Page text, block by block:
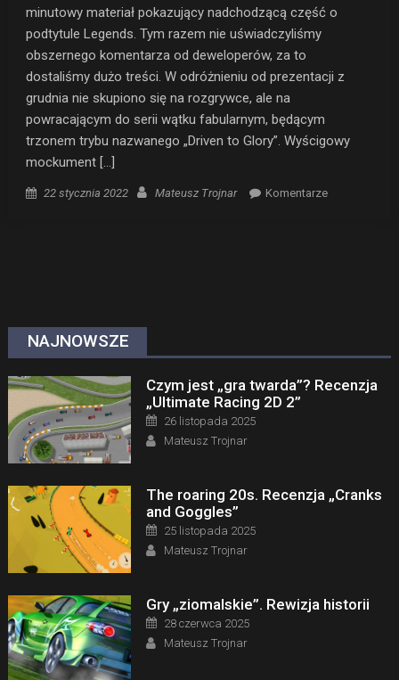
minutowy materiał pokazujący nadchodzącą część o
podtytule Legends. Tym razem nie uświadczyliśmy
obszernego komentarza od deweloperów, za to
dostaliśmy dużo treści. W odróżnieniu od prezentacji z
grudnia nie skupiono się na rozgrywce, ale na
powracającym do serii wątku fabularnym, będącym
trzonem trybu nazwanego „Driven to Glory”. Wyścigowy
mockument […]
Posted on
22 stycznia 2022 Author
Mateusz Trojnar Komentarze
NAJNOWSZE
Czym jest „gra twarda”? Recenzja
„Ultimate Racing 2D 2”
Posted on
26 listopada 2025
Author
Mateusz Trojnar
The roaring 20s. Recenzja „Cranks
and Goggles”
Posted on
25 listopada 2025
Author
Mateusz Trojnar
Gry „ziomalskie”. Rewizja historii
Posted on
28 czerwca 2025
Author
Mateusz Trojnar